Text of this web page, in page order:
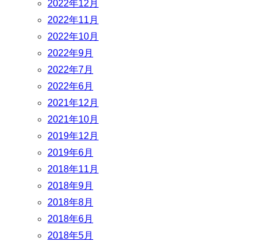
2022年12月
2022年11月
2022年10月
2022年9月
2022年7月
2022年6月
2021年12月
2021年10月
2019年12月
2019年6月
2018年11月
2018年9月
2018年8月
2018年6月
2018年5月